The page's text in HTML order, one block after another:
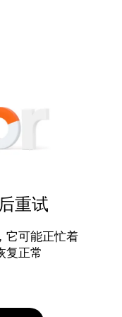
重试
它可能正忙着
复正常